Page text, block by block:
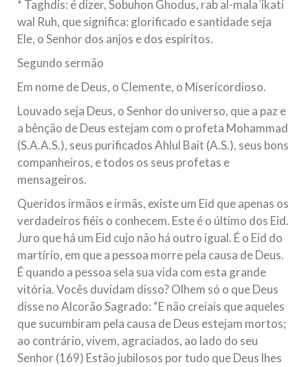
* Taghdis: é dizer, Sobuhon Ghodus, rab al-mala´ikati
wal Ruh, que significa: glorificado e santidade seja
Ele, o Senhor dos anjos e dos espíritos.
Segundo sermão
Em nome de Deus, o Clemente, o Misericordioso.
Louvado seja Deus, o Senhor do universo, que a paz e
a bênção de Deus estejam com o profeta Mohammad
(S.A.A.S.), seus purificados Ahlul Bait (A.S.), seus bons
companheiros, e todos os seus profetas e
mensageiros.
Queridos irmãos e irmãs, existe um Eid que apenas os
verdadeiros fiéis o conhecem. Este é o último dos Eid.
Juro que há um Eid cujo não há outro igual. É o Eid do
martírio, em que a pessoa morre pela causa de Deus.
É quando a pessoa sela sua vida com esta grande
vitória. Vocês duvidam disso? Olhem só o que Deus
disse no Alcorão Sagrado: “E não creiais que aqueles
que sucumbiram pela causa de Deus estejam mortos;
ao contrário, vivem, agraciados, ao lado do seu
Senhor (169) Estão jubilosos por tudo que Deus lhes